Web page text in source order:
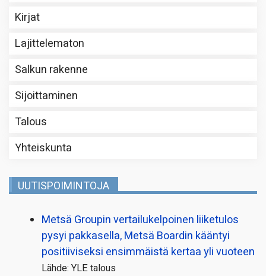
Kirjat
Lajittelematon
Salkun rakenne
Sijoittaminen
Talous
Yhteiskunta
UUTISPOIMINTOJA
Metsä Groupin vertailu­kelpoinen liiketulos
pysyi pakkasella, Metsä Boardin kääntyi
positiiviseksi ensimmäistä kertaa yli vuoteen
Lähde: YLE talous